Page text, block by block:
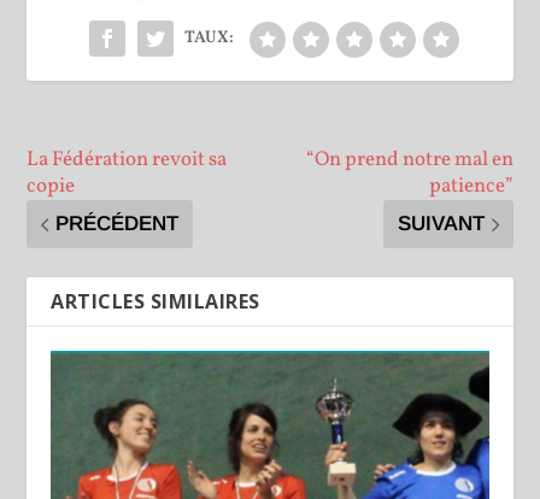
TAUX:
La Fédération revoit sa
copie
PRÉCÉDENT
“On prend notre mal en
patience”
SUIVANT
ARTICLES SIMILAIRES